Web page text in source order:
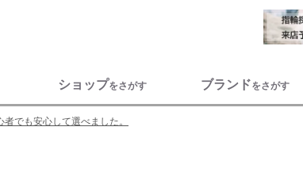
ショップをさがす ブランドをさがす
者でも安心して選べました。